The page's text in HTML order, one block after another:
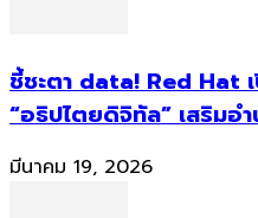
ชี้ชะตา data! Red Hat
“อธิปไตยดิจิทัล” เสริมอ
มีนาคม 19, 2026